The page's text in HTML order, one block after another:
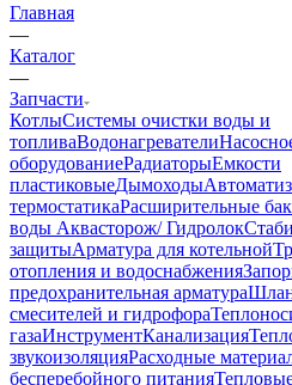
Главная
—
Каталог
—
Запчасти
КотлыСистемы очистки воды и
топливаВодонагреватели
оборудованиеРадиаторыЕмкости
пластиковыеДымоходы
термостатикаРасширительные
воды Аквасторож/ Гидролок
защитыАрматура для котельной
отопления и водоснабжения
предохранительная арматура
смесителей и гидрофора
газаИнструментКанализация
звукоизоляцияРасходные
бесперебойного питания